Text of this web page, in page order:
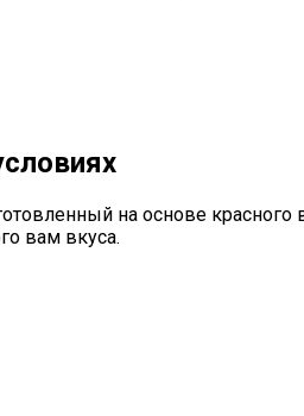
на основе красного
вам вкуса.